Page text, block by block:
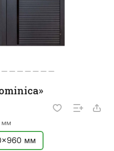
мм
мм